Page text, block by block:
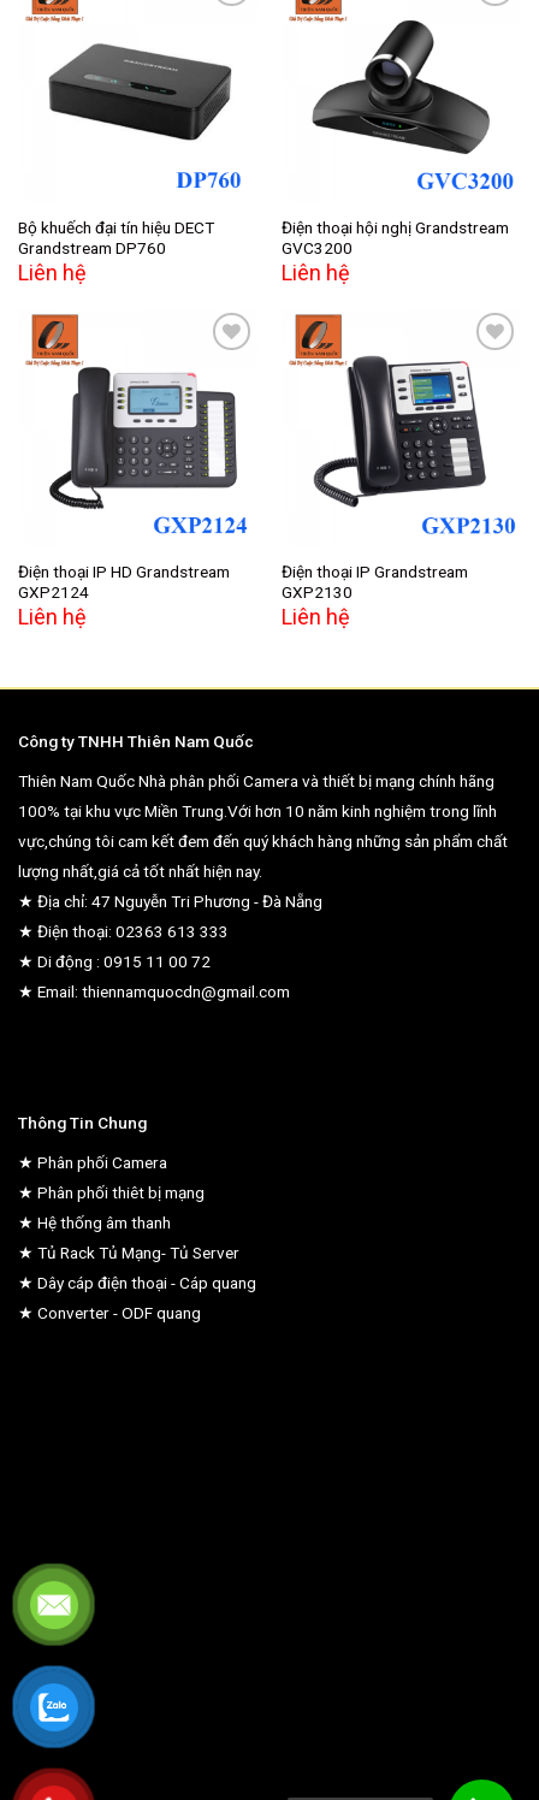
Add to
wishlist
Bộ khuếch đại tín hiệu DECT
Grandstream DP760
Liên hệ
Điện thoại hội nghị Grandstream
GVC3200
Liên hệ
Add to
wishlist
Điện thoại IP HD Grandstream
GXP2124
Liên hệ
Add to
wishlist
Điện thoại IP Grandstream
GXP2130
Liên hệ
Công ty TNHH Thiên Nam Quốc
Thiên Nam Quốc Nhà phân phối Camera và thiết bị mạng chính hãng
100% tại khu vực Miền Trung.Với hơn 10 năm kinh nghiệm trong lĩnh
vực,chúng tôi cam kết đem đến quý khách hàng những sản phẩm chất
lượng nhất,giá cả tốt nhất hiện nay.
★ Địa chỉ: 47 Nguyễn Tri Phương - Đà Nẵng
★ Điện thoại: 02363 613 333
★ Di động : 0915 11 00 72
★ Email: thiennamquocdn@gmail.com
Thông Tin Chung
★ Phân phối Camera
★ Phân phối thiêt bị mạng
★ Hệ thống âm thanh
★ Tủ Rack Tủ Mạng- Tủ Server
★ Dây cáp điện thoại - Cáp quang
★ Converter - ODF quang